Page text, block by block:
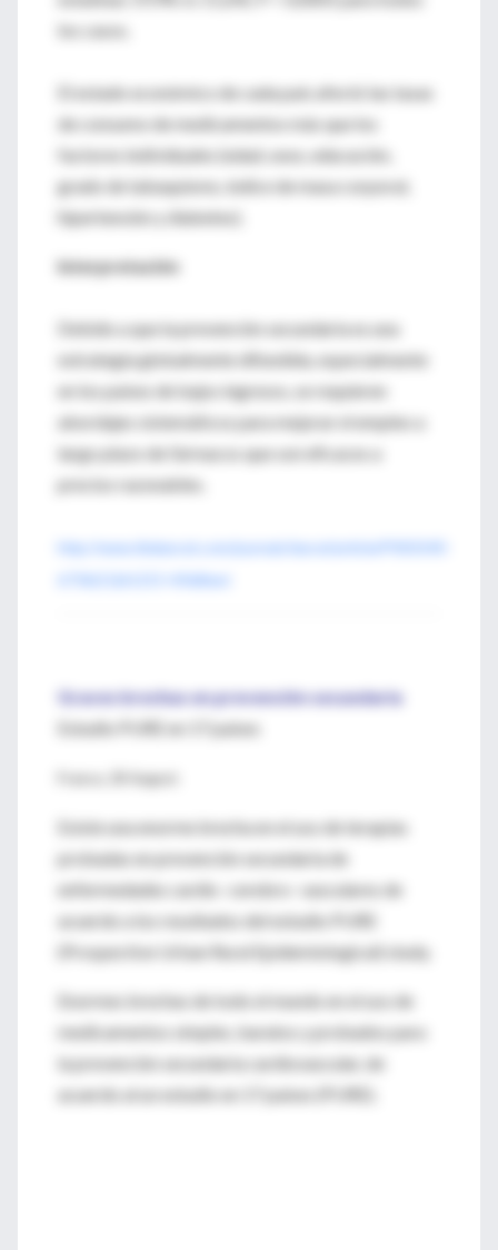
los casos.
El estado económico de cada país afectó las tasas
de consumo de medicamentos más que los
factores individuales (edad, sexo, educación,
grado de tabaquismo, índice de masa corporal,
hipertensión y diabetes).
Interpretación
Debido a que la prevención secundaria es una
estrategia globalmente difundida, especialmente
en los países de bajos ingresos, se requieren
abordajes sistemáticos para mejorar el empleo a
largo plazo de fármacos que son eficaces a
precios razonables.
Graves brechas en prevención secundaria
Estudio PURE en 17 países
Existe una enorme brecha en el uso de terapias
probadas en prevención secundaria de
enfermedades cardio -cerebro- vasculares de
acuerdo a los resultados del estudio PURE
(Prospective Urban Rural Epidemiological) study.
Enormes brechas de todo el mundo en el uso de
medicamentos simples, baratos y probados para
la prevención secundaria cardiovascular, de
acuerdo al un estudio en 17 países (PURE).